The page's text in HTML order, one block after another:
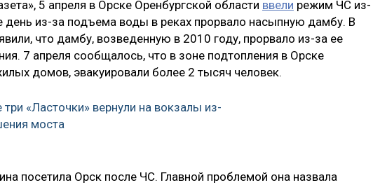
5 апреля в Орске Оренбургской области ввели режим ЧС из-
день из-за подъема воды в реках прорвало насыпную дамбу. В
что дамбу, возведенную в 2010 году, прорвало из-за ее
7 апреля сообщалось, что в зоне подтопления в Орске
домов, эвакуировали более 2 тысяч человек.
«Ласточки» вернули на вокзалы из-
моста
посетила Орск после ЧС. Главной проблемой она назвала